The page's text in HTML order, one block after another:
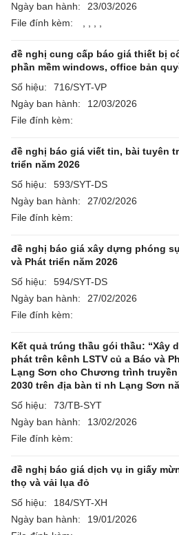
Ngày ban hành:
23/03/2026
File đính kèm:
đề nghị cung cấp báo giá thiết bị
phần mềm windows, office bản
Số hiệu:
716/SYT-VP
Ngày ban hành:
12/03/2026
File đính kèm:
đề nghị báo giá viết tin, bài tuyên
triển năm 2026
Số hiệu:
593/SYT-DS
Ngày ban hành:
27/02/2026
File đính kèm:
đề nghị báo giá xây dựng phóng
và Phát triển năm 2026
Số hiệu:
594/SYT-DS
Ngày ban hành:
27/02/2026
File đính kèm:
Kết quả trúng thầu gói thầu: “Xây
phát trên kênh LSTV củ a Báo và
Lạng Sơn cho Chương trình
2030 trên địa bàn tỉ nh Lạng Sơn
Số hiệu:
73/TB-SYT
Ngày ban hành:
13/02/2026
File đính kèm:
đề nghị báo giá dịch vụ in giấy
thọ và vải lụa đỏ
Số hiệu:
184/SYT-XH
Ngày ban hành:
19/01/2026